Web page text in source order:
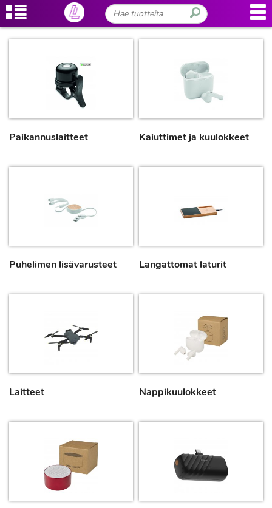
Paikannuslaitteet Kaiuttimet ja kuulokkeet
Puhelimen lisävarusteet Langattomat laturit
Laitteet Nappikuulokkeet